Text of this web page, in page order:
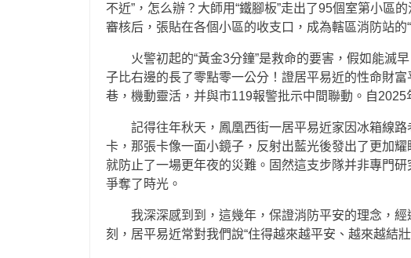
不近”，怎么辦？大師用“鐵腳板”走出了95個室第小區
審核后，張貼在各個小區的收支口，成為轄區消防站的“
火警初起的“黃金3分鐘”是救命的要害，假如能滅
子比右邊的長了零點零一公分！證居平易近的性命財
巷，機動靈活，并與市119報警批示中間聯動。自2025
記得往年秋天，鳳凰西街一居平易近家因冰箱線
卡，那張卡像一面小鏡子，反射出藍光後發出了更加
就防止了一場更年夜的災難。固然這支步隊并非專門
爭奪了時光。
我深深感到到，這幾年，保證消防平安的理念，
刻，居平易近常對我們說“住得越來越平安、越來越結